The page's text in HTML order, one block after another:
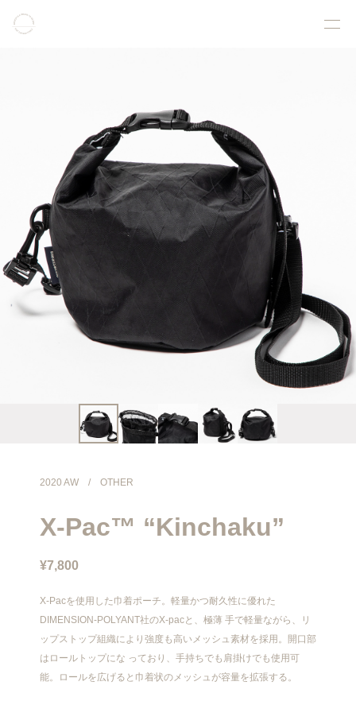
2020 AW / OTHER
X-Pac™ “Kinchaku”
¥7,800
X-Pacを使用した巾着ポーチ。軽量かつ耐久性に優れた
DIMENSION-POLYANT社のX-pacと、極薄 手で軽量ながら、リ
ップストップ組織により強度も高いメッシュ素材を採用。開口部
はロールトップにな っており、手持ちでも肩掛けでも使用可
能。ロールを広げると巾着状のメッシュが容量を拡張する。
PRODUCT
GALLERY
ONLINE STORE
STORELIST
ABOUT
FACEBOOK
INSTAGRAM